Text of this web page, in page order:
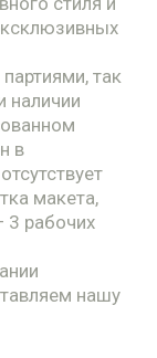
так
наличии
в
макета,
3 рабочих
нашу